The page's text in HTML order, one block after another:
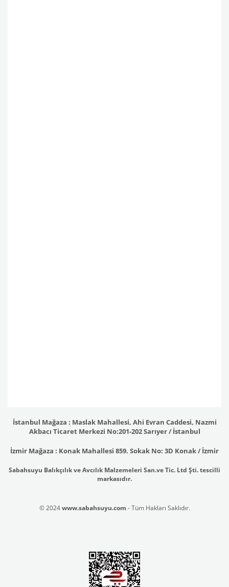
İstanbul Mağaza : Maslak Mahallesi, Ahi Evran Caddesi, Nazmi
Akbacı Ticaret Merkezi No:201-202 Sarıyer / İstanbul
İzmir Mağaza : Konak Mahallesi 859. Sokak No: 3D Konak / İzmir
Sabahsuyu Balıkçılık ve Avcılık Malzemeleri San.ve Tic. Ltd Şti. tescilli
markasıdır.
© 2024www.sabahsuyu.com - Tüm Hakları Saklıdır.